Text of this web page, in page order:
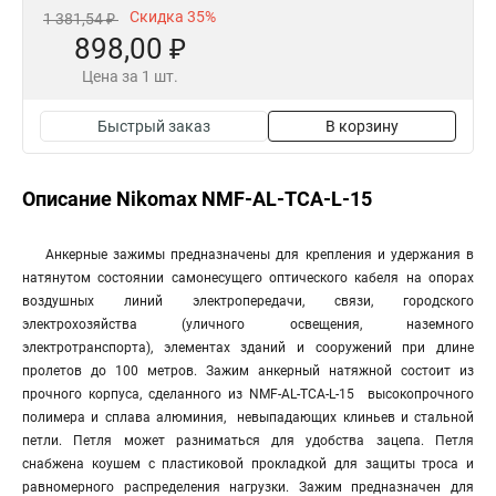
1 381,54 ₽ Скидка 35%
898,00 ₽
Цена за 1 шт.
Быстрый заказ В корзину
Описание Nikomax NMF-AL-TCA-L-15
Анкерные зажимы предназначены для крепления и удержания в
натянутом состоянии самонесущего оптического кабеля на опорах
воздушных линий электропередачи, связи, городского
электрохозяйства (уличного освещения, наземного
электротранспорта), элементах зданий и сооружений при длине
пролетов до 100 метров. Зажим анкерный натяжной состоит из
прочного корпуса, сделанного из NMF-AL-TCA-L-15 высокопрочного
полимера и сплава алюминия, невыпадающих клиньев и стальной
петли. Петля может разниматься для удобства зацепа. Петля
снабжена коушем с пластиковой прокладкой для защиты троса и
равномерного распределения нагрузки. Зажим предназначен для